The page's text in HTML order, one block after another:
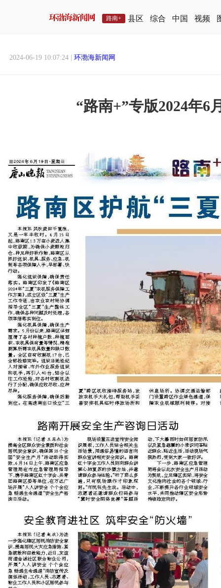
路南+ 县区 综合 中国 视频
2024-06-19 10:07:24 | 环渤海新闻网
“路南+”专版2024年6